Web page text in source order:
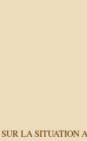
SUR LA SITUATION